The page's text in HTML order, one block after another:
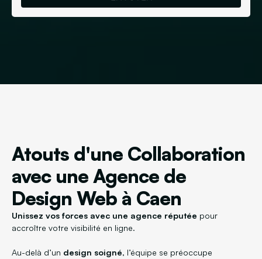
Atouts d'une Collaboration
avec une Agence de
Design Web à Caen
Unissez vos forces avec une agence réputée pour
accroître votre visibilité en ligne.
Au-delà d’un design soigné, l’équipe se préoccupe